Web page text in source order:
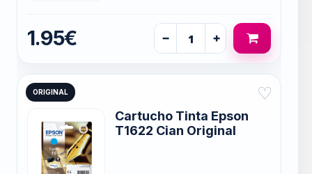
1.95€ − +
ORIGINAL ♡
Cartucho Tinta Epson
T1622 Cian Original